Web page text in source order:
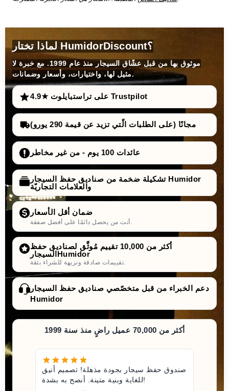
لماذا تختار HumidorDiscount؟
موثوق بها من قبل عشّاق السيجار منذ عام 1999. مع خبرة لا
مثيل لها، واختيارات، وأسعار وضمانات.
4.9★ على تراستبايلوت Trustpilot
مجانًا (على الطلبات الّتي تزيد عن قيمة 290 يورو)
عائدات 100 يوم - من غير مخاطر
تشكيلة ضخمة من صناديق حفظ السيجار Humidor
والعلامات التجاريّة
ضمان أقل الأسعار
أنت من يحصل دائمًا على أفضل صفقة.
أكثر من 10,000 تقييم مُوثَّق لصناديق حفظ
السيجارHumidor
تقييمات صادقة ونزيهة للشراء بثقة.
دعم الخبراء من قبل متخصّصي صناديق حفظ السيجار
Humidor
أكثر من 70,000 عميل راضٍ منذ سنة 1999
صندوق حفظ سيجار بجودة مذهلة! تصميم أنيق
للغاية وبنية متينة. أنصح به بشدة!